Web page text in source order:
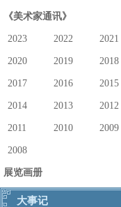
《美术家通讯》
2023 2022 2021
2020 2019 2018
2017 2016 2015
2014 2013 2012
2011 2010 2009
2008
展览画册
大事记